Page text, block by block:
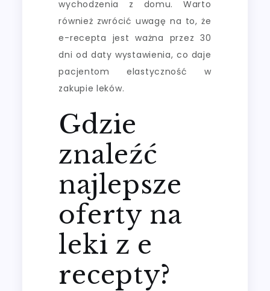
wychodzenia z domu. Warto
również zwrócić uwagę na to, że
e-recepta jest ważna przez 30
dni od daty wystawienia, co daje
pacjentom elastyczność w
zakupie leków.
Gdzie
znaleźć
najlepsze
oferty na
leki z e
recepty?